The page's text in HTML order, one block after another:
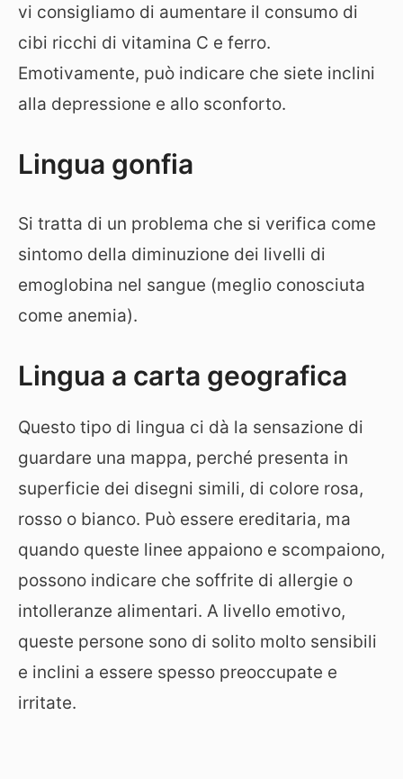
vi consigliamo di aumentare il consumo di
cibi ricchi di vitamina C e ferro.
Emotivamente, può indicare che siete inclini
alla depressione e allo sconforto.
Lingua gonfia
Si tratta di un problema che si verifica come
sintomo della diminuzione dei livelli di
emoglobina nel sangue (meglio conosciuta
come anemia).
Lingua a carta geografica
Questo tipo di lingua ci dà la sensazione di
guardare una mappa, perché presenta in
superficie dei disegni simili, di colore rosa,
rosso o bianco. Può essere ereditaria, ma
quando queste linee appaiono e scompaiono,
possono indicare che soffrite di allergie o
intolleranze alimentari. A livello emotivo,
queste persone sono di solito molto sensibili
e inclini a essere spesso preoccupate e
irritate.